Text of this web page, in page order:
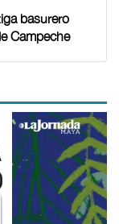
basurero
Campeche